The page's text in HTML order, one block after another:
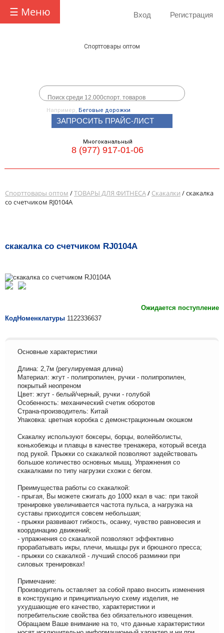
☰ Меню Вход Регистрация
Спорттовары оптом
Например, Беговые дорожки
ЗАПРОСИТЬ ПРАЙС-ЛИСТ
Многоканальный
8 (977) 917-01-06
Спорттовары оптом /ТОВАРЫ ДЛЯ ФИТНЕСА/ Скакалки / скакалка
со счетчиком RJ0104A
скакалка со счетчиком RJ0104A
Ожидается поступление
КодНоменклатуры 1122336637
Основные характеристики
Длина: 2,7м (регулируемая длина)
Материал: жгут - полипропилен, ручки - полипропилен,
покрытый неопреном
Цвет: жгут - белый/черный, ручки - голубой
Особенность: механический счетик оборотов
Страна-производитель: Китай
Упаковка: цветная коробка с демонстрационным окошком
Скакалку используют боксеры, борцы, волейболисты,
конькобежцы и плавцы в качестве тренажера, который всегда
под рукой. Прыжки со скакалкой позволяют задействовать
большое количество основных мышц. Упражнения со
скакалками по типу нагрузки схожи с бегом.
Преимущества работы со скакалкой:
- прыгая, Вы можете сжигать до 1000 ккал в час: при такой
тренировке увеличивается частота пульса, а нагрузка на
суставы приходится совсем небольшая;
- прыжки развивают гибкость, осанку, чувство равновесия и
координацию движений;
- упражнения со скакалкой позволяют эффективно
прорабатывать икры, плечи, мышцы рук и брюшного пресса;
- прыжки со скакалкой - лучший способ разминки при
силовых тренировках!
Примечание:
Производитель оставляет за собой право вносить изменения
в конструкцию и принципиальную схему изделия, не
ухудшающие его качество, характеристики и
потребительские свойства без обязательного извещения.
Обращаем Ваше внимание на то, что данные характеристики